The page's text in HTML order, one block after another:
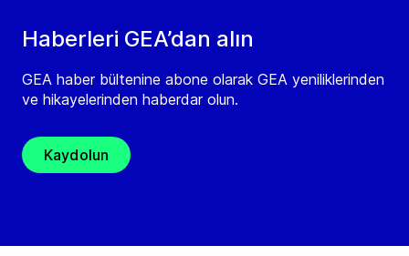
Haberleri GEA’dan alın
GEA haber bültenine abone olarak GEA yeniliklerinden
ve hikayelerinden haberdar olun.
Kaydolun